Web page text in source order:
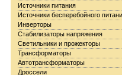
Источники питания
Источники бесперебойного
Инверторы
Стабилизаторы напряжения
Светильники и прожекторы
Трансформаторы
Автотрансформаторы
Дроссели